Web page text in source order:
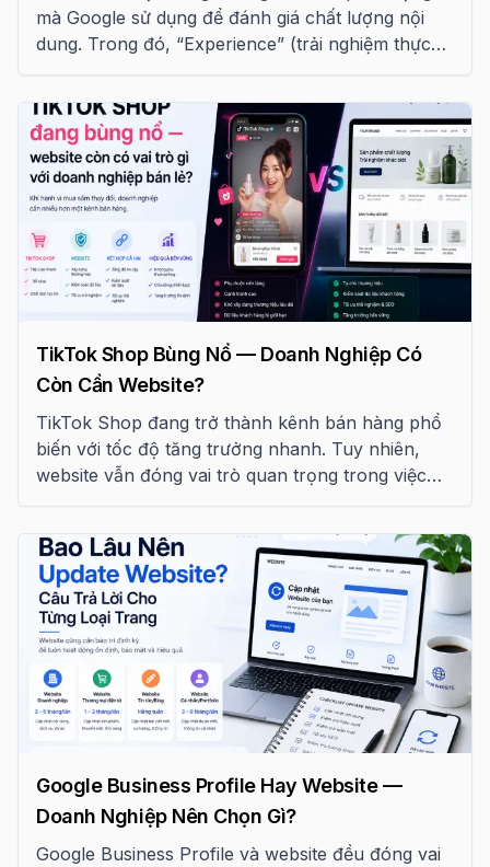
mà Google sử dụng để đánh giá chất lượng nội
dung. Trong đó, “Experience” (trải nghiệm thực
TikTok Shop Bùng Nổ — Doanh Nghiệp Có
Còn Cần Website?
TikTok Shop đang trở thành kênh bán hàng phổ
biến với tốc độ tăng trưởng nhanh. Tuy nhiên,
website vẫn đóng vai trò quan trọng trong việc
Google Business Profile Hay Website —
Doanh Nghiệp Nên Chọn Gì?
Google Business Profile và website đều đóng vai